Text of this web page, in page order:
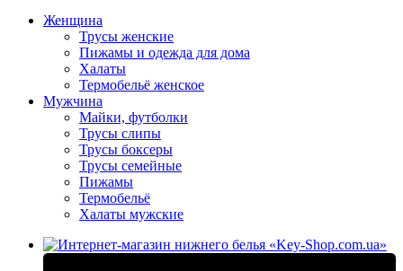
Женщина
Трусы женские
Пижамы и одежда для дома
Халаты
Термобельё женское
Мужчина
Майки, футболки
Трусы слипы
Трусы боксеры
Трусы семейные
Пижамы
Термобельё
Халаты мужские